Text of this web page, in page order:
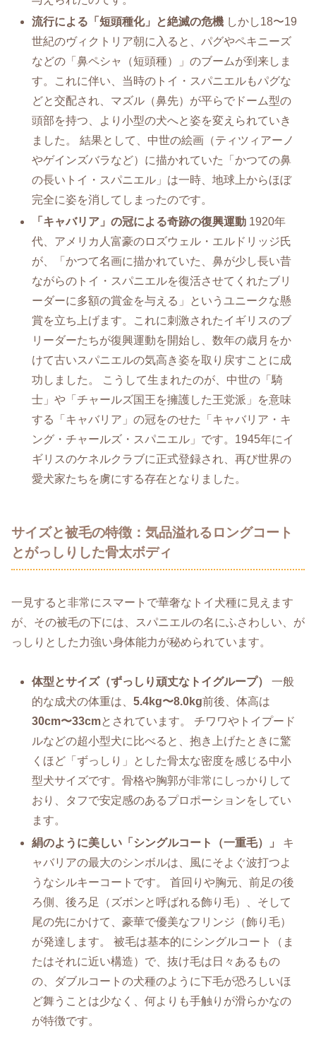
流行による「短頭種化」と絶滅の危機 しかし18〜19
世紀のヴィクトリア朝に入ると、パグやペキニーズ
などの「鼻ペシャ（短頭種）」のブームが到来しま
す。これに伴い、当時のトイ・スパニエルもパグな
どと交配され、マズル（鼻先）が平らでドーム型の
頭部を持つ、より小型の犬へと姿を変えられていき
ました。 結果として、中世の絵画（ティツィアーノ
やゲインズバラなど）に描かれていた「かつての鼻
の長いトイ・スパニエル」は一時、地球上からほぼ
完全に姿を消してしまったのです。
「キャバリア」の冠による奇跡の復興運動 1920年
代、アメリカ人富豪のロズウェル・エルドリッジ氏
が、「かつて名画に描かれていた、鼻が少し長い昔
ながらのトイ・スパニエルを復活させてくれたブリ
ーダーに多額の賞金を与える」というユニークな懸
賞を立ち上げます。これに刺激されたイギリスのブ
リーダーたちが復興運動を開始し、数年の歳月をか
けて古いスパニエルの気高き姿を取り戻すことに成
功しました。 こうして生まれたのが、中世の「騎
士」や「チャールズ国王を擁護した王党派」を意味
する「キャバリア」の冠をのせた「キャバリア・キ
ング・チャールズ・スパニエル」です。1945年にイ
ギリスのケネルクラブに正式登録され、再び世界の
愛犬家たちを虜にする存在となりました。
サイズと被毛の特徴：気品溢れるロングコート
とがっしりした骨太ボディ
一見すると非常にスマートで華奢なトイ犬種に見えます
が、その被毛の下には、スパニエルの名にふさわしい、が
っしりとした力強い身体能力が秘められています。
体型とサイズ（ずっしり頑丈なトイグループ）
一般
的な成犬の体重は、5.4kg〜8.0kg前後、体高は
30cm〜33cmとされています。 チワワやトイプード
ルなどの超小型犬に比べると、抱き上げたときに驚
くほど「ずっしり」とした骨太な密度を感じる中小
型犬サイズです。骨格や胸郭が非常にしっかりして
おり、タフで安定感のあるプロポーションをしてい
ます。
絹のように美しい「シングルコート（一重毛）」
キ
ャバリアの最大のシンボルは、風にそよぐ波打つよ
うなシルキーコートです。 首回りや胸元、前足の後
ろ側、後ろ足（ズボンと呼ばれる飾り毛）、そして
尾の先にかけて、豪華で優美なフリンジ（飾り毛）
が発達します。 被毛は基本的にシングルコート（ま
たはそれに近い構造）で、抜け毛は日々あるもの
の、ダブルコートの犬種のように下毛が恐ろしいほ
ど舞うことは少なく、何よりも手触りが滑らかなの
が特徴です。